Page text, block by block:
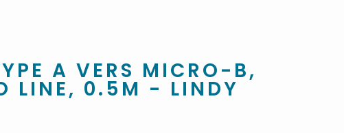
A VERS MICRO-B,
LINE, 0.5M - LINDY